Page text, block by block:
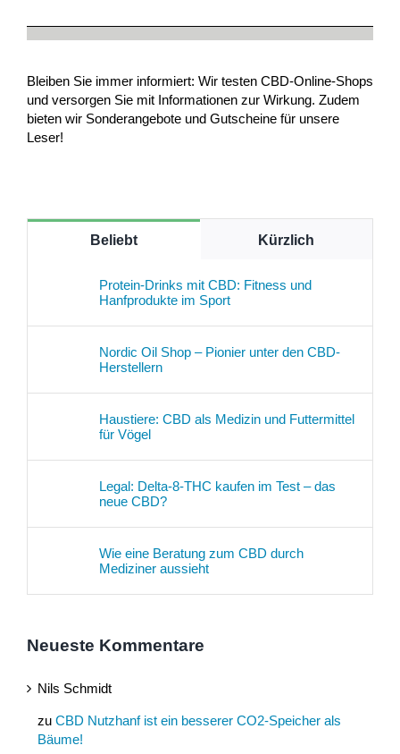
Bleiben Sie immer informiert: Wir testen CBD-Online-Shops
und versorgen Sie mit Informationen zur Wirkung. Zudem
bieten wir Sonderangebote und Gutscheine für unsere
Leser!
Beliebt Kürzlich
Protein-Drinks mit CBD: Fitness und
Hanfprodukte im Sport
Nordic Oil Shop – Pionier unter den CBD-
Herstellern
Haustiere: CBD als Medizin und Futtermittel
für Vögel
Legal: Delta-8-THC kaufen im Test – das
neue CBD?
Wie eine Beratung zum CBD durch
Mediziner aussieht
Neueste Kommentare
Nils Schmidt
zu CBD Nutzhanf ist ein besserer CO2-Speicher als
Bäume!